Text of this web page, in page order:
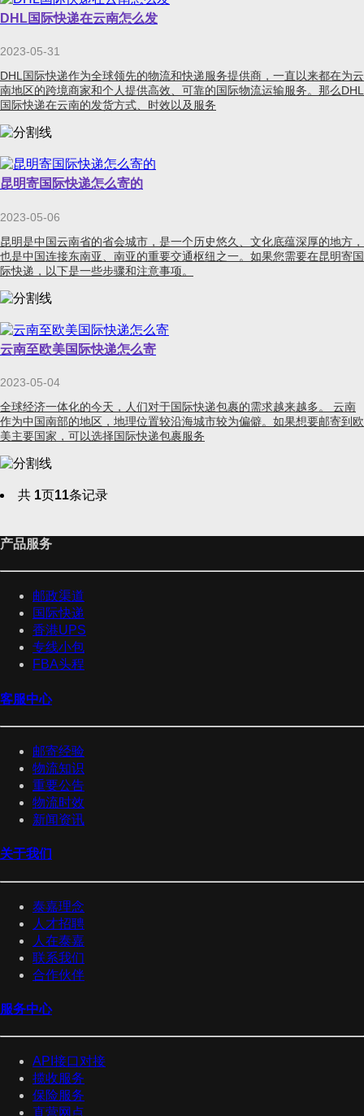
DHL国际快递在云南怎么发
2023-05-31
DHL国际快递作为全球领先的物流和快递服务提供商，一直以来都在为云
南地区的跨境商家和个人提供高效、可靠的国际物流运输服务。那么DHL
国际快递在云南的发货方式、时效以及服务
昆明寄国际快递怎么寄的
2023-05-06
昆明是中国云南省的省会城市，是一个历史悠久、文化底蕴深厚的地方，
也是中国连接东南亚、南亚的重要交通枢纽之一。如果您需要在昆明寄国
际快递，以下是一些步骤和注意事项。
云南至欧美国际快递怎么寄
2023-05-04
全球经济一体化的今天，人们对于国际快递包裹的需求越来越多。 云南
作为中国南部的地区，地理位置较沿海城市较为偏僻。如果想要邮寄到欧
美主要国家，可以选择国际快递包裹服务
共 1页11条记录
产品服务
邮政渠道
国际快递
香港UPS
专线小包
FBA头程
客服中心
邮寄经验
物流知识
重要公告
物流时效
新闻资讯
关于我们
泰嘉理念
人才招聘
人在泰嘉
联系我们
合作伙伴
服务中心
API接口对接
揽收服务
保险服务
直营网点